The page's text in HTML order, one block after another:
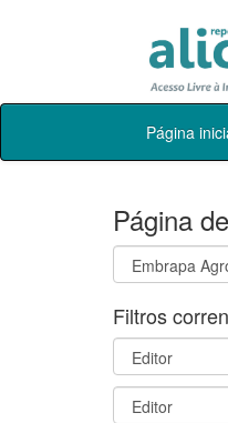
Skip
Página
Página
Filtros